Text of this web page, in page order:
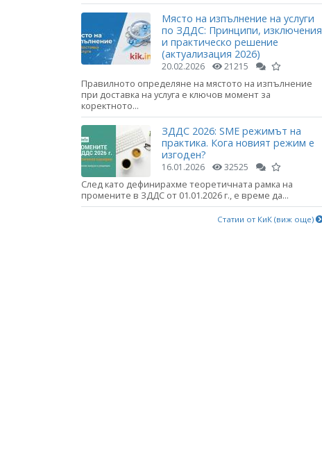
Място на изпълнение на услуги
по ЗДДС: Принципи, изключения
и практическо решение
(актуализация 2026)
20.02.2026 21215
Правилното определяне на мястото на изпълнение
при доставка на услуга е ключов момент за
коректното...
ЗДДС 2026: SME режимът на
практика. Кога новият режим е
изгоден?
16.01.2026 32525
След като дефинирахме теоретичната рамка на
промените в ЗДДС от 01.01.2026 г., е време да...
Статии от КиК (виж още)